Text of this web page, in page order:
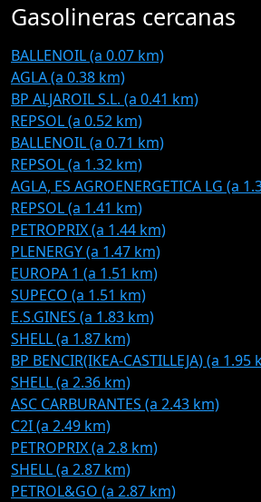
Gasolineras cercanas
BALLENOIL (a 0.07 km)
AGLA (a 0.38 km)
BP ALJAROIL S.L. (a 0.41 km)
REPSOL (a 0.52 km)
BALLENOIL (a 0.71 km)
REPSOL (a 1.32 km)
AGLA, ES AGROENERGETICA LG (a
REPSOL (a 1.41 km)
PETROPRIX (a 1.44 km)
PLENERGY (a 1.47 km)
EUROPA 1 (a 1.51 km)
SUPECO (a 1.51 km)
E.S.GINES (a 1.83 km)
SHELL (a 1.87 km)
BP BENCIR(IKEA-CASTILLEJA) (a 1.95
SHELL (a 2.36 km)
ASC CARBURANTES (a 2.43 km)
C2I (a 2.49 km)
PETROPRIX (a 2.8 km)
SHELL (a 2.87 km)
PETROL&GO (a 2.87 km)